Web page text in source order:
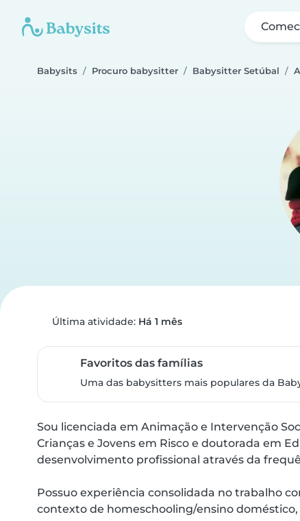
Babysits Procuro babysitter Babysitter Setúbal
Última atividade: Há 1 mês
Favoritos das famílias
Uma das babysitters mais populares da
Sou licenciada em Animação e Intervenção
Crianças e Jovens em Risco e doutorada em
desenvolvimento profissional através da
Possuo experiência consolidada no trabalho
contexto de homeschooling/ensino doméstico,